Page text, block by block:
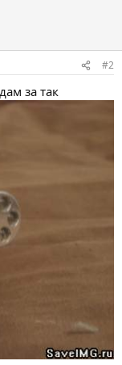
#2
за так